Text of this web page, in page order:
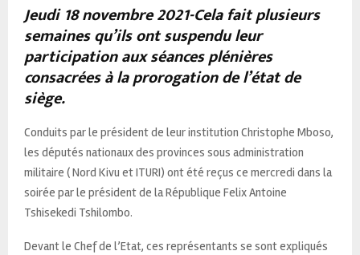
Jeudi 18 novembre 2021-Cela fait plusieurs
semaines qu’ils ont suspendu leur
participation aux séances plénières
consacrées à la prorogation de l’état de
siège.
Conduits par le président de leur institution Christophe Mboso,
les députés nationaux des provinces sous administration
militaire ( Nord Kivu et ITURI) ont été reçus ce mercredi dans la
soirée par le président de la République Felix Antoine
Tshisekedi Tshilombo.
Devant le Chef de l’Etat, ces représentants se sont expliqués